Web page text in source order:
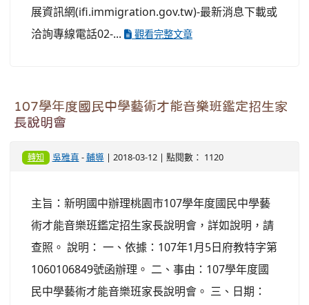
展資訊網(ifi.immigration.gov.tw)-最新消息下載或
洽詢專線電話02-...
觀看完整文章
107學年度國民中學藝術才能音樂班鑑定招生家
長說明會
轉知 吳雅真 -輔導| 2018-03-12 | 點閱數： 1120
主旨：新明國中辦理桃園市107學年度國民中學藝
術才能音樂班鑑定招生家長說明會，詳如說明，請
查照。 說明： 一、依據：107年1月5日府教特字第
1060106849號函辦理。 二、事由：107學年度國
民中學藝術才能音樂班家長說明會。 三、日期：